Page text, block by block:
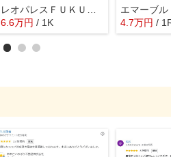
レオパレスＦＵＫＵＷＡ
6.6万円 / 1K
エマーブ
4.7万円 /